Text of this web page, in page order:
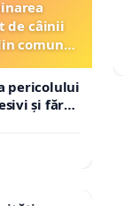
de câinii
comuna
pericolului
și fără